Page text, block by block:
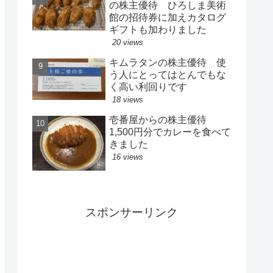
の株主優待 ひろしま美術
館の招待券に加えカタログ
ギフトも加わりました
20 views
キムラタンの株主優待 使
う人にとってはとんでもな
く高い利回りです
18 views
壱番屋からの株主優待
1,500円分でカレーを食べて
きました
16 views
スポンサーリンク